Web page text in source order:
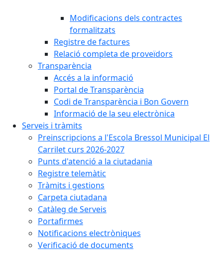
Modificacions dels contractes
formalitzats
Registre de factures
Relació completa de proveïdors
Transparència
Accés a la informació
Portal de Transparència
Codi de Transparència i Bon Govern
Informació de la seu electrònica
Serveis i tràmits
Preinscripcions a l'Escola Bressol Municipal El
Carrilet curs 2026-2027
Punts d'atenció a la ciutadania
Registre telemàtic
Tràmits i gestions
Carpeta ciutadana
Catàleg de Serveis
Portafirmes
Notificacions electròniques
Verificació de documents